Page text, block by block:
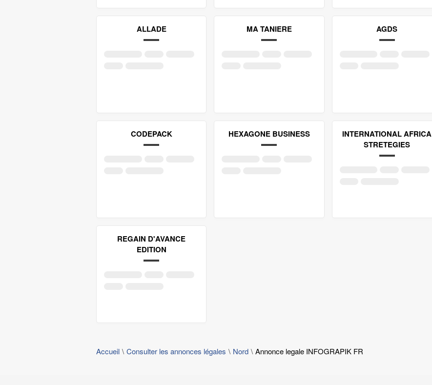
ALLADE MA TANIERE AGDS
CODEPACK HEXAGONE BUSINESS
INTERNATIONAL AFRICA
STRETEGIES
REGAIN D'AVANCE
EDITION
Accueil Consulter les annonces légales Nord Annonce legale INFOGRAPIK FR